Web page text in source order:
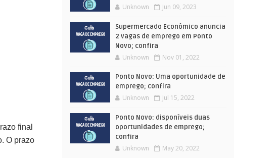
final
O prazo
Unknown Jun 09, 2023
Supermercado Econômico anuncia
2 vagas de emprego em Ponto
Novo; confira
Unknown Nov 01, 2022
Ponto Novo: Uma oportunidade de
emprego; confira
Unknown Jul 15, 2022
Ponto Novo: disponíveis duas
oportunidades de emprego;
confira
Unknown May 20, 2022